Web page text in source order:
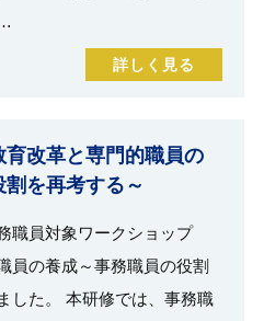
詳しく見る
育改革と専門的職員の
を再考する～
職員対象ワークショップ
員の養成～事務職員の役割
した。 本研修では、事務職